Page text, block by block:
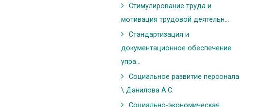
Стимулирование труда и
мотивация трудовой деятельн...
Стандартизация и
документационное обеспечение
упра...
Социальное развитие персонала
\ Данилова А.С.
Социально-экономическая